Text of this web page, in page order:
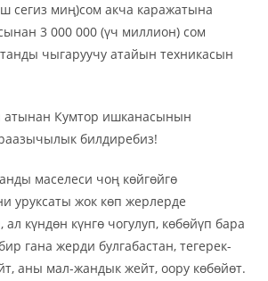
сегиз миң)сом акча каражатына
3 000 000 (үч миллион) сом
чыгаруучу атайын техникасын
Кумтор ишканасынын
билдиребиз!
маселеси чоң көйгөйгө
уруксаты жок көп жерлерде
күндөн күнгө чогулуп, көбөйүп бара
гана жерди булгабастан, тегерек-
аны мал-жандык жейт, оору көбөйөт.